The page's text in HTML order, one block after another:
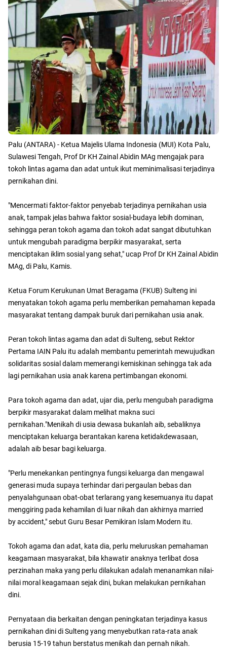
Palu (ANTARA) - Ketua Majelis Ulama Indonesia (MUI) Kota Palu,
Sulawesi Tengah, Prof Dr KH Zainal Abidin MAg mengajak para
tokoh lintas agama dan adat untuk ikut meminimalisasi terjadinya
pernikahan dini.
"Mencermati faktor-faktor penyebab terjadinya pernikahan usia
anak, tampak jelas bahwa faktor sosial-budaya lebih dominan,
sehingga peran tokoh agama dan tokoh adat sangat dibutuhkan
untuk mengubah paradigma berpikir masyarakat, serta
menciptakan iklim sosial yang sehat," ucap Prof Dr KH Zainal Abidin
MAg, di Palu, Kamis.
Ketua Forum Kerukunan Umat Beragama (FKUB) Sulteng ini
menyatakan tokoh agama perlu memberikan pemahaman kepada
masyarakat tentang dampak buruk dari pernikahan usia anak.
Peran tokoh lintas agama dan adat di Sulteng, sebut Rektor
Pertama IAIN Palu itu adalah membantu pemerintah mewujudkan
solidaritas sosial dalam memerangi kemiskinan sehingga tak ada
lagi pernikahan usia anak karena pertimbangan ekonomi.
Para tokoh agama dan adat, ujar dia, perlu mengubah paradigma
berpikir masyarakat dalam melihat makna suci
pernikahan."Menikah di usia dewasa bukanlah aib, sebaliknya
menciptakan keluarga berantakan karena ketidakdewasaan,
adalah aib besar bagi keluarga.
"Perlu menekankan pentingnya fungsi keluarga dan mengawal
generasi muda supaya terhindar dari pergaulan bebas dan
penyalahgunaan obat-obat terlarang yang kesemuanya itu dapat
menggiring pada kehamilan di luar nikah dan akhirnya married
by accident," sebut Guru Besar Pemikiran Islam Modern itu.
Tokoh agama dan adat, kata dia, perlu meluruskan pemahaman
keagamaan masyarakat, bila khawatir anaknya terlibat dosa
perzinahan maka yang perlu dilakukan adalah menanamkan nilai-
nilai moral keagamaan sejak dini, bukan melakukan pernikahan
dini.
Pernyataan dia berkaitan dengan peningkatan terjadinya kasus
pernikahan dini di Sulteng yang menyebutkan rata-rata anak
berusia 15-19 tahun berstatus menikah dan pernah nikah.